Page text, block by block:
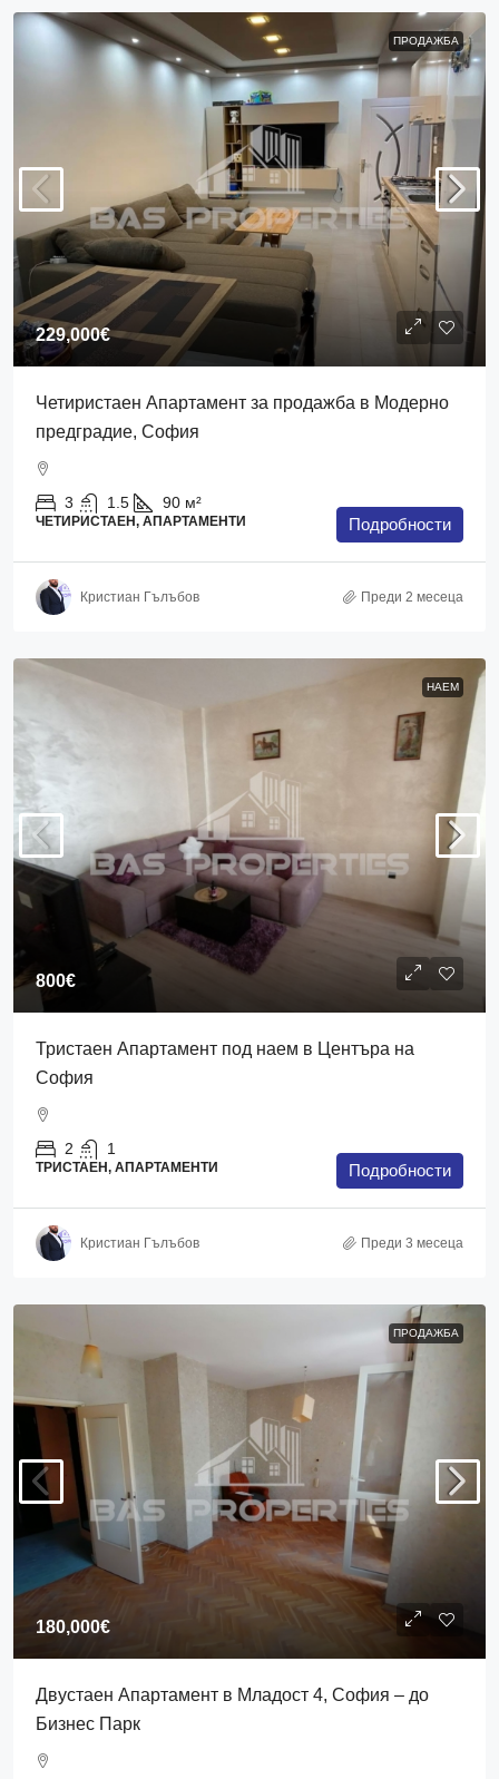
ПРОДАЖБА
229,000€
Четиристаен Апартамент за продажба в Модерно
предградие, София
3 1.5 90 м²
ЧЕТИРИСТАЕН, АПАРТАМЕНТИ Подробности
Кристиан Гълъбов Преди 2 месеца
НАЕМ
800€
Тристаен Апартамент под наем в Центъра на
София
2 1
ТРИСТАЕН, АПАРТАМЕНТИ Подробности
Кристиан Гълъбов Преди 3 месеца
ПРОДАЖБА
180,000€
Двустаен Апартамент в Младост 4, София – до
Бизнес Парк